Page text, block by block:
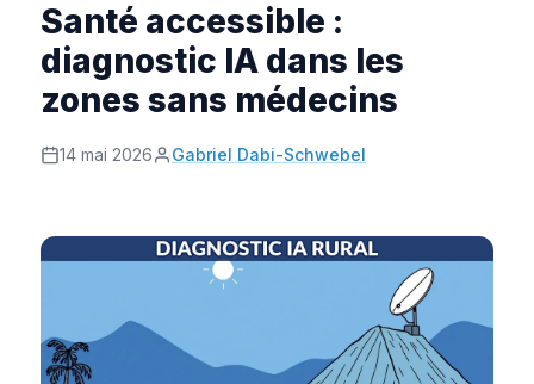
Santé accessible :
diagnostic IA dans les
zones sans médecins
14 mai 2026 Gabriel Dabi-Schwebel